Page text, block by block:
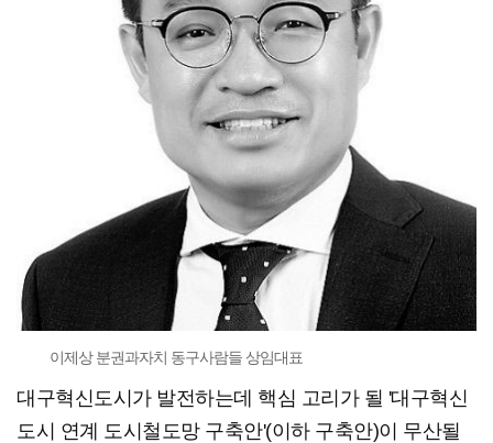
이제상 분권과자치 동구사람들 상임대표
대구혁신도시가 발전하는데 핵심 고리가 될 '대구혁신
도시 연계 도시철도망 구축안'(이하 구축안)이 무산될